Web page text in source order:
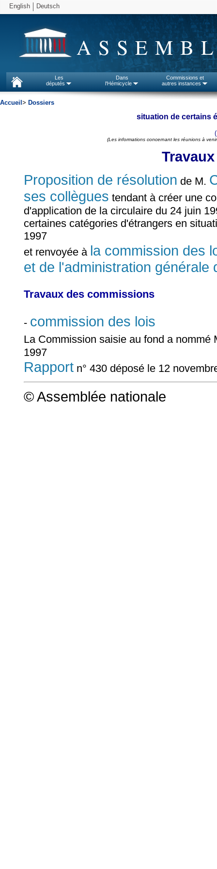
English Deutsch
Les
députés
Dans
l'Hémicycle
Commissions et
autres instances
Accueil > Dossiers
situation de certains
(Les informations concernant les réunions à
Proposition de résolution de M.
ses collègues tendant à créer une
d'application de la circulaire du 24 juin
certaines catégories d'étrangers en
1997
et renvoyée à la commission des
et de l'administration générale
Travaux des commissions
- commission des lois
La Commission saisie au fond a nommé
1997
Rapport n° 430 déposé le 12
© Assemblée nationale